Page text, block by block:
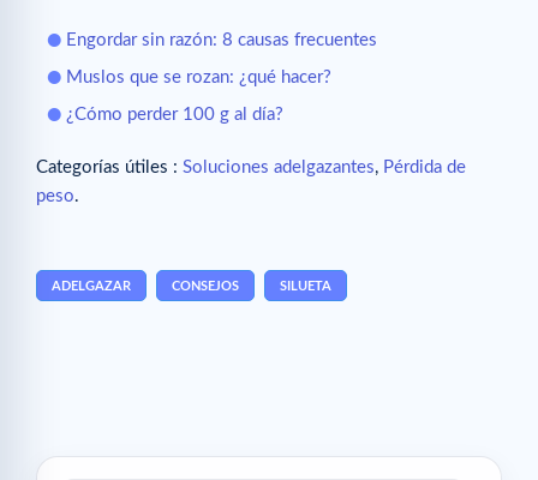
Engordar sin razón: 8 causas frecuentes
Muslos que se rozan: ¿qué hacer?
¿Cómo perder 100 g al día?
Categorías útiles : Soluciones adelgazantes, Pérdida de
peso.
ADELGAZAR CONSEJOS SILUETA